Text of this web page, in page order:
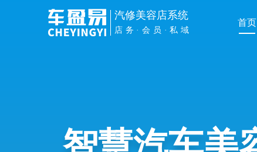
汽修美容店系统
店务·会员·私域
首页
管理提效